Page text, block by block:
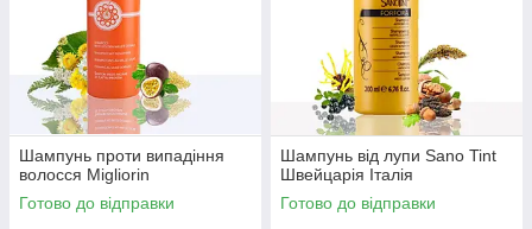
Шампунь проти випадіння
волосся Migliorin
Готово до відправки
Шампунь від лупи Sano Tint
Швейцарія Італія
Готово до відправки